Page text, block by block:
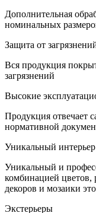
Дополнительная
номинальных
Защита от
Вся продукция
загрязнений
Высокие
Продукция отвечает
нормативной
Уникальный интерьер
Уникальный и
комбинацией цветов,
декоров и мозаики
Экстерьеры